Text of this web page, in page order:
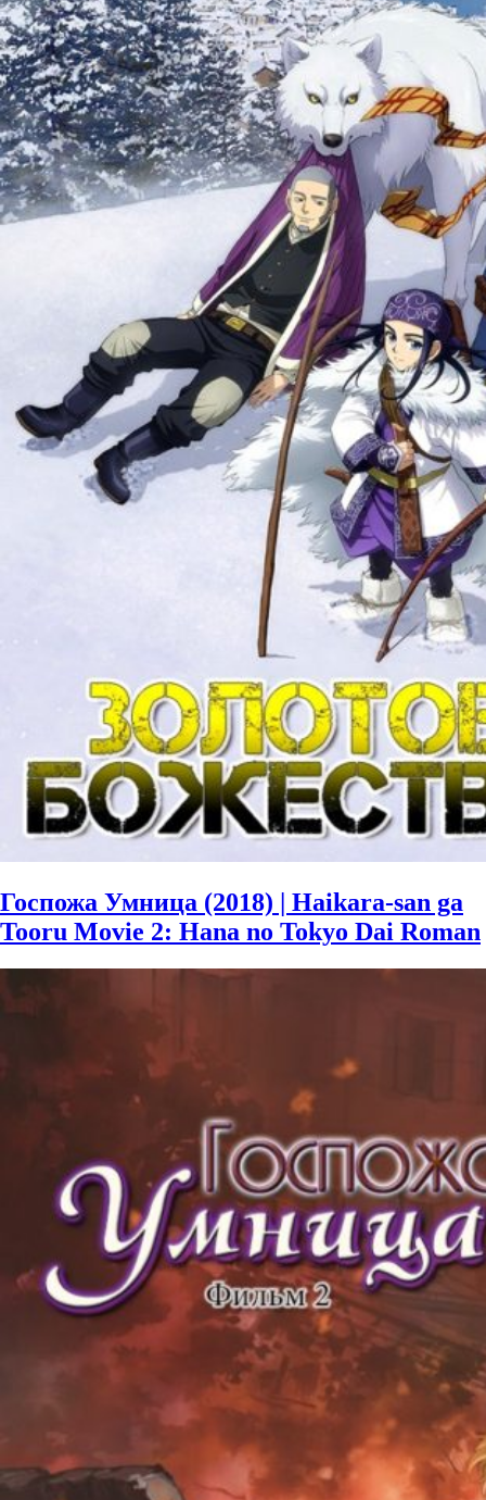
Госпожа Умница (2018) | Haikara-san ga
Tooru Movie 2: Hana no Tokyo Dai Roman